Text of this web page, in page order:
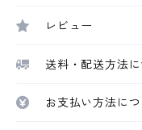
レビュー
送料・配送方法
お支払い方法につ